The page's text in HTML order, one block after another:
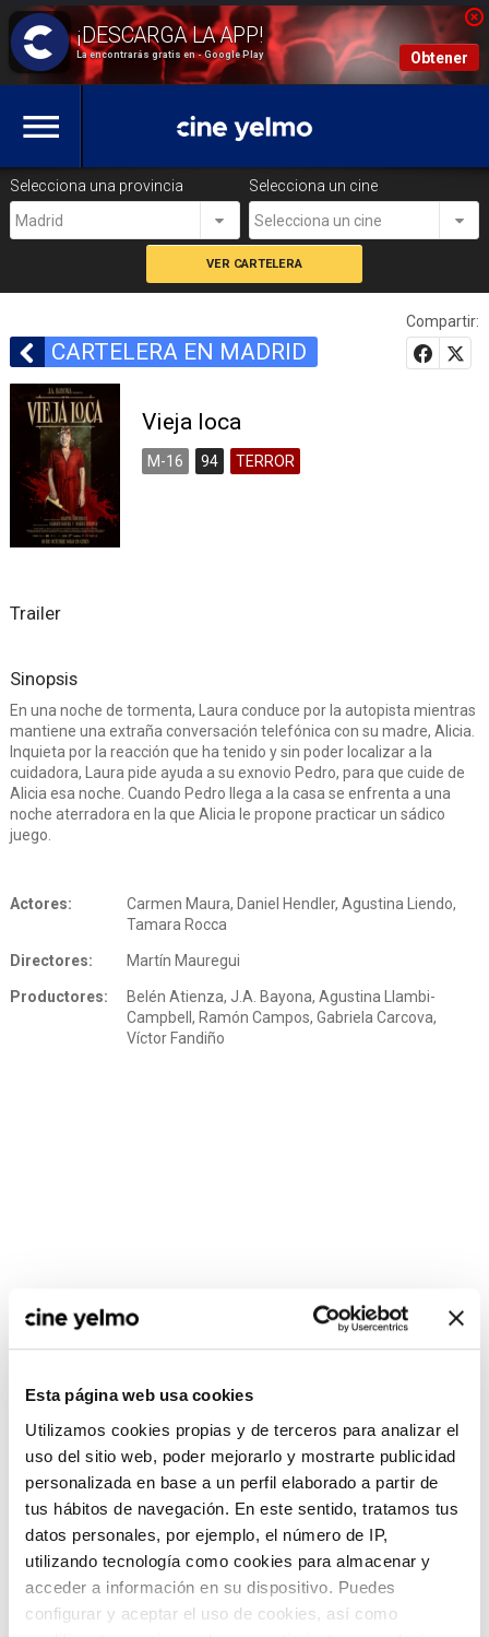
La encontrarás gratis en - Google Play Obtener
Esta página web usa cookies
Utilizamos cookies propias y de terceros para analizar el
uso del sitio web, poder mejorarlo y mostrarte publicidad
personalizada en base a un perfil elaborado a partir de
tus hábitos de navegación. En este sentido, tratamos tus
datos personales, por ejemplo, el número de IP,
utilizando tecnología como cookies para almacenar y
acceder a información en su dispositivo. Puedes
configurar y aceptar el uso de cookies, así como
Selecciona una provincia
Madrid
Selecciona un cine
Selecciona un cine
CARTELERA EN MADRID
Compartir:
Vieja loca
M-16 94 TERROR
Trailer
Sinopsis
En una noche de tormenta, Laura conduce por la autopista mientras
mantiene una extraña conversación telefónica con su madre, Alicia.
Inquieta por la reacción que ha tenido y sin poder localizar a la
cuidadora, Laura pide ayuda a su exnovio Pedro, para que cuide de
Alicia esa noche. Cuando Pedro llega a la casa se enfrenta a una
noche aterradora en la que Alicia le propone practicar un sádico
juego.
Actores:
Carmen Maura, Daniel Hendler, Agustina Liendo,
Tamara Rocca
Directores: Martín Mauregui
Productores:
Belén Atienza, J.A. Bayona, Agustina Llambi-
Campbell, Ramón Campos, Gabriela Carcova,
Víctor Fandiño
CONSULTA MÁS HORARIOS
:(
No hay películas con el
criterio de búsqueda
seleccionado.